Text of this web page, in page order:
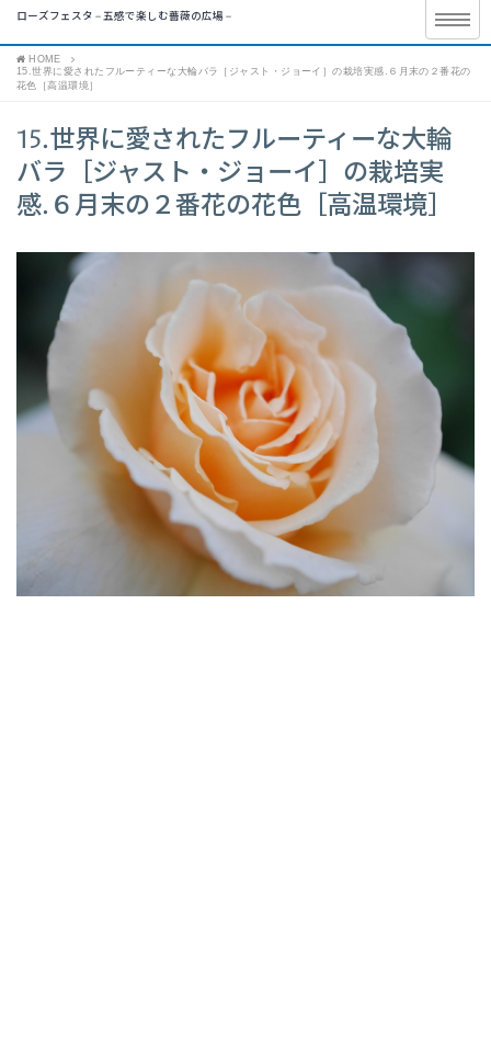
ローズフェスタ – 五感で楽しむ薔薇の広場 –
HOME
15.世界に愛されたフルーティーな大輪バラ［ジャスト・ジョーイ］の栽培実感.６月末の２番花の
花色［高温環境］
15.世界に愛されたフルーティーな大輪
バラ［ジャスト・ジョーイ］の栽培実
感.６月末の２番花の花色［高温環境］